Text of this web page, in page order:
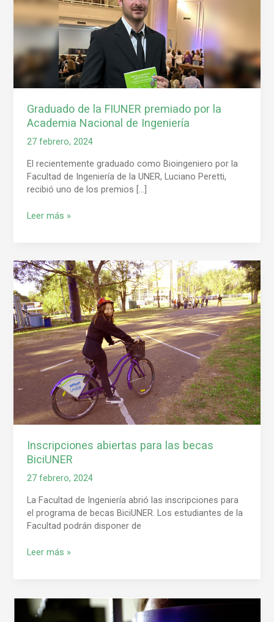
Graduado de la FIUNER premiado por la
Academia Nacional de Ingeniería
27 febrero, 2024
El recientemente graduado como Bioingeniero por la
Facultad de Ingeniería de la UNER, Luciano Peretti,
recibió uno de los premios […]
Academia
Nacional
de
Ingeniería
Leer más »
Inscripciones abiertas para las becas
BiciUNER
27 febrero, 2024
La Facultad de Ingeniería abrió las inscripciones para
el programa de becas BiciUNER. Los estudiantes de la
Facultad podrán disponer de
Inscripciones
abiertas
para
las
becas
BiciUNER
Leer más »
La
IA